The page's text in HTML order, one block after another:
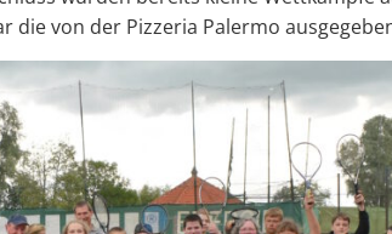
von der Pizzeria Palermo